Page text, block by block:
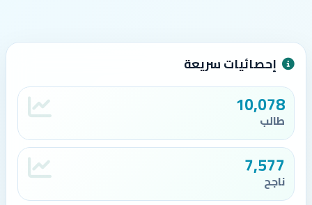
إحصائيات سريعة
10,078
طالب
7,577
ناجح